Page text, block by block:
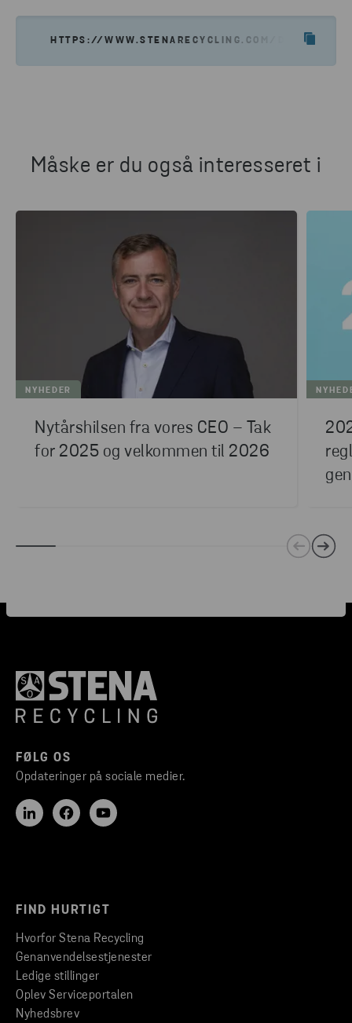
HTTPS://WWW.STENARECYCLING.COM/DA/HVAD-
Måske er du også interesseret i
NYHEDER
Nytårshilsen fra vores CEO – Tak
for 2025 og velkommen til 2026
FØLG OS
Opdateringer på sociale medier.
FIND HURTIGT
Hvorfor Stena Recycling
Genanvendelsestjenester
Ledige stillinger
Oplev Serviceportalen
Nyhedsbrev